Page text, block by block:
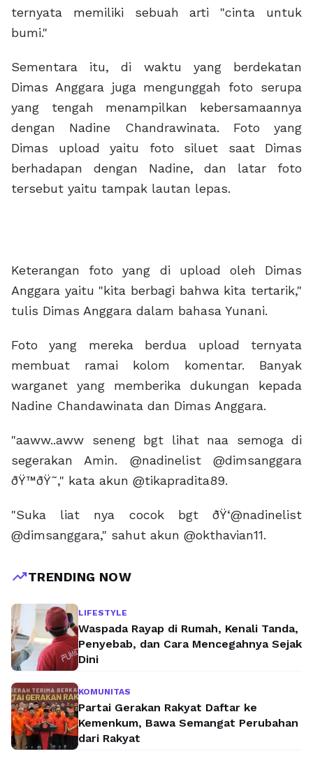
ternyata memiliki sebuah arti "cinta untuk
bumi."
Sementara itu, di waktu yang berdekatan
Dimas Anggara juga mengunggah foto serupa
yang tengah menampilkan kebersamaannya
dengan Nadine Chandrawinata. Foto yang
Dimas upload yaitu foto siluet saat Dimas
berhadapan dengan Nadine, dan latar foto
tersebut yaitu tampak lautan lepas.
Keterangan foto yang di upload oleh Dimas
Anggara yaitu "kita berbagi bahwa kita tertarik,"
tulis Dimas Anggara dalam bahasa Yunani.
Foto yang mereka berdua upload ternyata
membuat ramai kolom komentar. Banyak
warganet yang memberika dukungan kepada
Nadine Chandawinata dan Dimas Anggara.
"aaww..aww seneng bgt lihat naa semoga di
segerakan Amin. @nadinelist @dimsanggara
ðŸ™ðŸ˜," kata akun @tikapradita89.
"Suka liat nya cocok bgt ðŸ‘@nadinelist
@dimsanggara," sahut akun @okthavian11.
trending_upTRENDING NOW
LIFESTYLE
Waspada Rayap di Rumah, Kenali Tanda,
Penyebab, dan Cara Mencegahnya Sejak
Dini
KOMUNITAS
Partai Gerakan Rakyat Daftar ke
Kemenkum, Bawa Semangat Perubahan
dari Rakyat